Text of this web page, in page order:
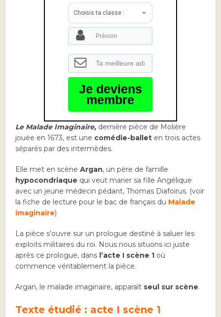
Choisis ta classe :
Je deviens
membre
Le Malade Imaginaire, dernière pièce de Molière
jouée en 1673, est une comédie-ballet en trois actes
séparés par des intermèdes.
Elle met en scèneArgan, un père de famille
hypocondriaque qui veut marier sa fille Angélique
avec un jeune médecin pédant, Thomas Diafoirus. (voir
la fiche de lecture pour le bac de français du Malade
imaginaire)
La pièce s’ouvre sur un prologue destiné à saluer les
exploits militaires du roi. Nous nous situons ici juste
après ce prologue, dans l’acte I scène 1 où
commence véritablement la pièce.
Argan, le malade imaginaire, apparaît seul sur scène.
Texte étudié : acte I scène 1